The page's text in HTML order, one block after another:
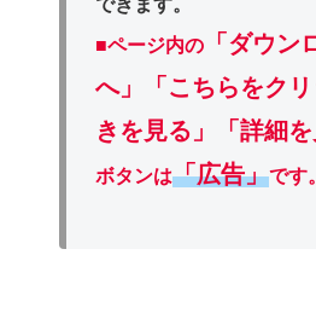
■ページ内の
「ダウン
へ」「こちらをク
きを見る」「詳細
ボタンは「広告」です。